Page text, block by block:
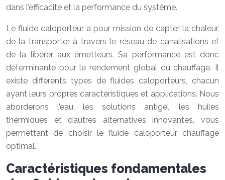
dans l’efficacité et la performance du système.
Le fluide caloporteur a pour mission de capter la chaleur,
de la transporter à travers le réseau de canalisations et
de la libérer aux émetteurs. Sa performance est donc
déterminante pour le rendement global du chauffage. Il
existe différents types de fluides caloporteurs, chacun
ayant leurs propres caractéristiques et applications. Nous
aborderons l’eau, les solutions antigel, les huiles
thermiques et d’autres alternatives innovantes, vous
permettant de choisir le fluide caloporteur chauffage
optimal.
Caractéristiques fondamentales